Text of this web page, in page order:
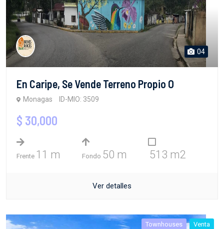
04
En Caripe, Se Vende Terreno Propio O
Monagas ID-MIO: 3509
$ 30,000
Frente 11 m Fondo 50 m 513 m2
Ver detalles
Townhouses Venta